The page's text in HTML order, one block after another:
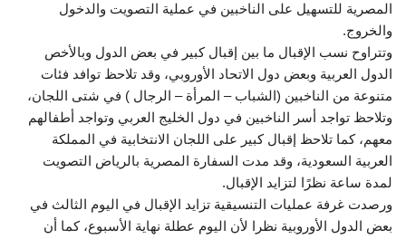
المصرية للتسهيل على الناخبين في عملية التصويت والدخول
والخروج.
وتتراوح نسب الإقبال ما بين إقبال كبير في بعض الدول وبالأخص
الدول العربية وبعض دول الاتحاد الأوروبي، وقد تلاحظ توافد فئات
متنوعة من الناخبين (الشباب – المرأة – الرجال ) في شتى اللجان،
وتلاحظ تواجد أسر الناخبين في دول الخليج العربي وتواجد أطفالهم
معهم، كما تلاحظ إقبال كبير على اللجان الانتخابية في المملكة
العربية السعودية، وقد مدت السفارة المصرية بالرياض التصويت
لمدة ساعة نظرًا لتزايد الإقبال.
ورصدت غرفة عمليات التنسيقية تزايد الإقبال في اليوم الثالث في
بعض الدول الأوروبية نظرا لأن اليوم عطلة نهاية الأسبوع، كما أن